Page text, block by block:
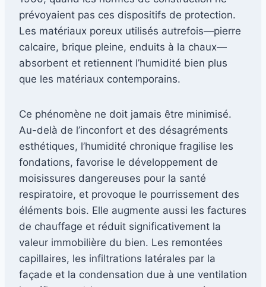
prévoyaient pas ces dispositifs de protection.
Les matériaux poreux utilisés autrefois—pierre
calcaire, brique pleine, enduits à la chaux—
absorbent et retiennent l’humidité bien plus
que les matériaux contemporains.
Ce phénomène ne doit jamais être minimisé.
Au-delà de l’inconfort et des désagréments
esthétiques, l’humidité chronique fragilise les
fondations, favorise le développement de
moisissures dangereuses pour la santé
respiratoire, et provoque le pourrissement des
éléments bois. Elle augmente aussi les factures
de chauffage et réduit significativement la
valeur immobilière du bien. Les remontées
capillaires, les infiltrations latérales par la
façade et la condensation due à une ventilation